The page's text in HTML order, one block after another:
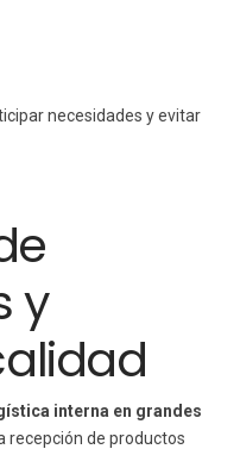
necesidades y evitar
y
interna en grandes
recepción de productos